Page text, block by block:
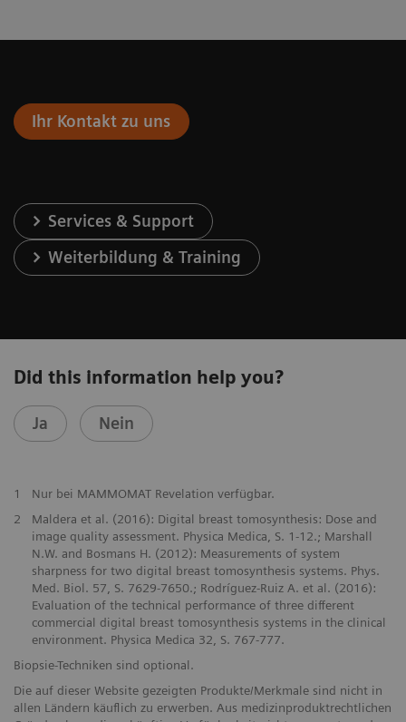
Ihr Kontakt zu uns
Services & Support
Weiterbildung & Training
Did this information help you?
Ja Nein
1
Nur bei MAMMOMAT Revelation verfügbar.
2
Maldera et al. (2016): Digital breast tomosynthesis: Dose and
image quality assessment. Physica Medica, S. 1-12.; Marshall
N.W. and Bosmans H. (2012): Measurements of system
sharpness for two digital breast tomosynthesis systems. Phys.
Med. Biol. 57, S. 7629-7650.; Rodríguez-Ruiz A. et al. (2016):
Evaluation of the technical performance of three different
commercial digital breast tomosynthesis systems in the clinical
environment. Physica Medica 32, S. 767-777.
Biopsie-Techniken sind optional.
Die auf dieser Website gezeigten Produkte/Merkmale sind nicht in
allen Ländern käuflich zu erwerben. Aus medizinproduktrechtlichen